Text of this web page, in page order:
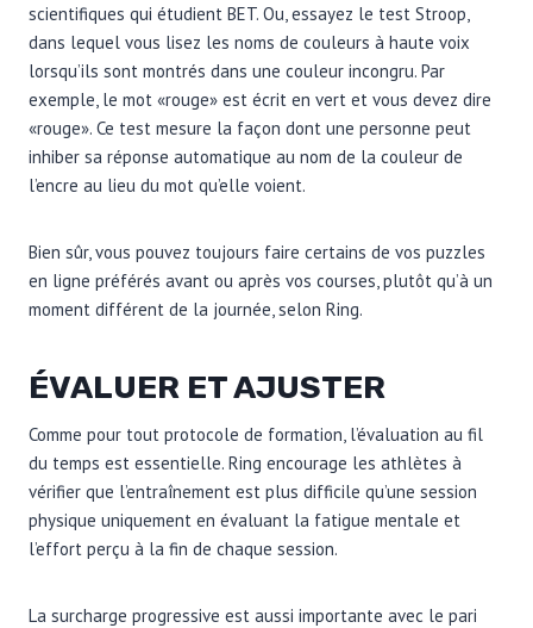
scientifiques qui étudient BET. Ou, essayez le test Stroop,
dans lequel vous lisez les noms de couleurs à haute voix
lorsqu’ils sont montrés dans une couleur incongru. Par
exemple, le mot «rouge» est écrit en vert et vous devez dire
«rouge». Ce test mesure la façon dont une personne peut
inhiber sa réponse automatique au nom de la couleur de
l’encre au lieu du mot qu’elle voient.
Bien sûr, vous pouvez toujours faire certains de vos puzzles
en ligne préférés avant ou après vos courses, plutôt qu’à un
moment différent de la journée, selon Ring.
ÉVALUER ET AJUSTER
Comme pour tout protocole de formation, l’évaluation au fil
du temps est essentielle. Ring encourage les athlètes à
vérifier que l’entraînement est plus difficile qu’une session
physique uniquement en évaluant la fatigue mentale et
l’effort perçu à la fin de chaque session.
La surcharge progressive est aussi importante avec le pari